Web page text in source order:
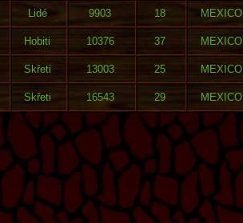
Lidé 9903 18
MEXICO
Hobiti 10376 37
MEXICO
Skřeti 13003 25
MEXICO
Skřeti 16543 29 MEXICO